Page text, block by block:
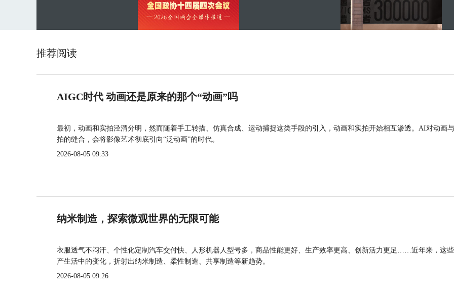
推荐阅读
AIGC时代 动画还是原来的那个“动画”吗
最初，动画和实拍泾渭分明，然而随着手工转描、仿真合成、运动捕捉这类手段的引入，动画和实拍开始相互渗透。AI对动画
拍的缝合，会将影像艺术彻底引向“泛动画”的时代。
2026-08-05 09:33
纳米制造，探索微观世界的无限可能
衣服透气不闷汗、个性化定制汽车交付快、人形机器人型号多，商品性能更好、生产效率更高、创新活力更足……近年来，这
产生活中的变化，折射出纳米制造、柔性制造、共享制造等新趋势。
2026-08-05 09:26